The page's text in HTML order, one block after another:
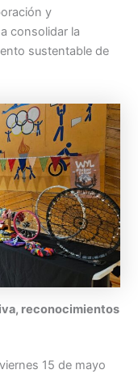
y
consolidar la
sustentable de
reconocimientos
15 de mayo